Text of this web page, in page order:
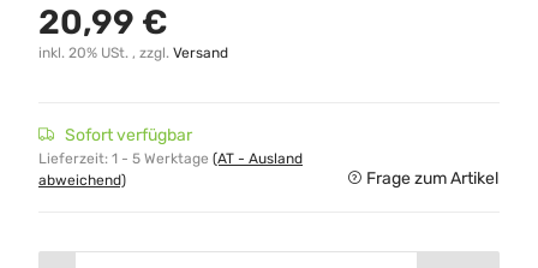
20,99 €
inkl. 20% USt. , zzgl. Versand
Sofort verfügbar
Lieferzeit: 1 - 5 Werktage (AT - Ausland
abweichend)
Frage zum Artikel